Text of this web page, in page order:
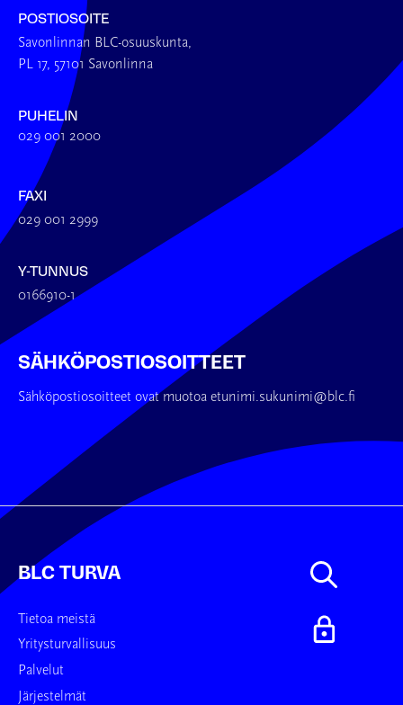
POSTIOSOITE
Savonlinnan BLC-osuuskunta,
PL 17, 57101 Savonlinna
PUHELIN
029 001 2000
FAXI
029 001 2999
Y-TUNNUS
0166910-1
SÄHKÖPOSTIOSOITTEET
Sähköpostiosoitteet ovat muotoa etunimi.sukunimi@blc.fi
BLC TURVA
Tietoa meistä
Yritysturvallisuus
Palvelut
Järjestelmät